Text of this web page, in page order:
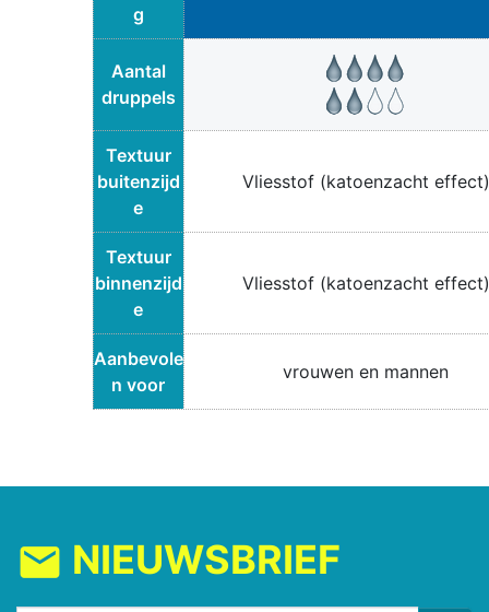
g
Aantal
druppels
Textuur
buitenzijd
e
Vliesstof (katoenzacht effect)
Textuur
binnenzijd
e
Vliesstof (katoenzacht effect)
Aanbevole
n voor
vrouwen en mannen
mail NIEUWSBRIEF